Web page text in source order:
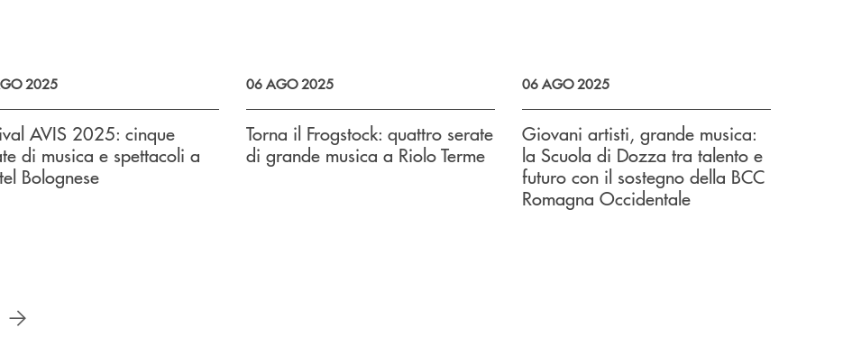
2025
AVIS 2025: cinque
di musica e spettacoli a
Bolognese
06 AGO 2025
Torna il Frogstock: quattro serate
di grande musica a Riolo Terme
06 AGO 2025
Giovani artisti, grande musica:
la Scuola di Dozza tra talento e
futuro con il sostegno della BCC
Romagna Occidentale
successivo